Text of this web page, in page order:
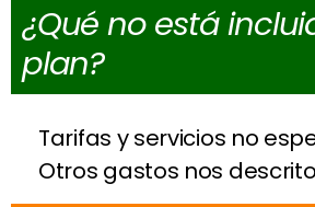
¿Qué no está
plan?
Tarifas y servicios no
Otros gastos nos